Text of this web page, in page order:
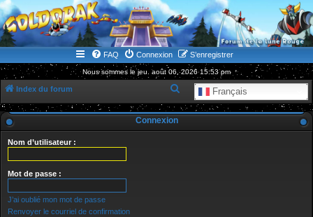
WWW.GOLDORAKGO.COM
le site de la Lune Rouge
FAQ Connexion S’enregistrer
Nous sommes le jeu. août 06, 2026 15:53 pm
Index du forum Français
e
Connexion
Nom d’utilisateur :
Mot de passe :
J’ai oublié mon mot de passe
Renvoyer le courriel de confirmation